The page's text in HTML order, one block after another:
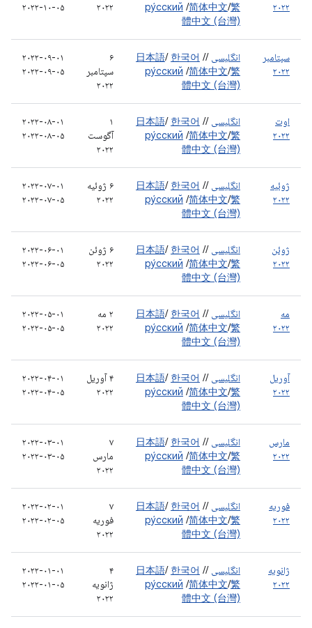
۲۰۲۲
ру́сский /简体中文/繁
體中文 (台灣)
۲۰۲۲
۲۰۲۲-۱۰-۰۵
سپتامبر
۲۰۲۲
انگلیسی /
日本語/ 한국어 /
ру́сский /简体中文/繁
體中文 (台灣)
۶
سپتامبر
۲۰۲۲
۲۰۲۲-۰۹-۰۱
۲۰۲۲-۰۹-۰۵
اوت
۲۰۲۲
انگلیسی /
日本語/ 한국어 /
ру́сский /简体中文/繁
體中文 (台灣)
۱
آگوست
۲۰۲۲
۲۰۲۲-۰۸-۰۱
۲۰۲۲-۰۸-۰۵
ژوئیه
۲۰۲۲
انگلیسی /
日本語/ 한국어 /
ру́сский /简体中文/繁
體中文 (台灣)
۶ ژوئیه
۲۰۲۲
۲۰۲۲-۰۷-۰۱
۲۰۲۲-۰۷-۰۵
ژوئن
۲۰۲۲
انگلیسی /
日本語/ 한국어 /
ру́сский /简体中文/繁
體中文 (台灣)
۶ ژوئن
۲۰۲۲
۲۰۲۲-۰۶-۰۱
۲۰۲۲-۰۶-۰۵
مه
۲۰۲۲
انگلیسی /
日本語/ 한국어 /
ру́сский /简体中文/繁
體中文 (台灣)
۲ مه
۲۰۲۲
۲۰۲۲-۰۵-۰۱
۲۰۲۲-۰۵-۰۵
آوریل
۲۰۲۲
انگلیسی /
日本語/ 한국어 /
ру́сский /简体中文/繁
體中文 (台灣)
۴ آوریل
۲۰۲۲
۲۰۲۲-۰۴-۰۱
۲۰۲۲-۰۴-۰۵
مارس
۲۰۲۲
انگلیسی /
日本語/ 한국어 /
ру́сский /简体中文/繁
體中文 (台灣)
۷
مارس
۲۰۲۲
۲۰۲۲-۰۳-۰۱
۲۰۲۲-۰۳-۰۵
فوریه
۲۰۲۲
انگلیسی /
日本語/ 한국어 /
ру́сский /简体中文/繁
體中文 (台灣)
۷
فوریه
۲۰۲۲
۲۰۲۲-۰۲-۰۱
۲۰۲۲-۰۲-۰۵
ژانویه
۲۰۲۲
انگلیسی /
日本語/ 한국어 /
ру́сский /简体中文/繁
體中文 (台灣)
۴
ژانویه
۲۰۲۲
۲۰۲۲-۰۱-۰۱
۲۰۲۲-۰۱-۰۵